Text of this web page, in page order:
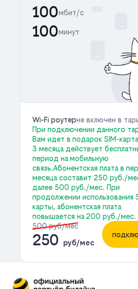
100мбит/с
100минут
Wi-Fi роутерне включен в
При подключении данного
Вам идет в подарок SIM-
3 месяца действует
период на мобильную
связь.Абонентская плата в
месяца составит 250 руб./
далее 500 руб./мес. При
продолжении использования
карты, абонентская плата
повышается на 200 руб./мес.
500 руб/мес
250 руб/мес